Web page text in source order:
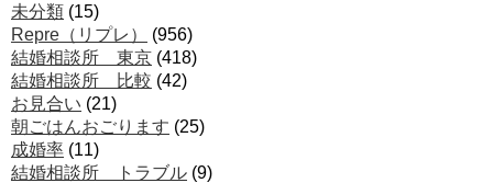
未分類 (15)
Repre（リプレ）
(956)
結婚相談所 東京 (418)
結婚相談所 比較 (42)
お見合い (21)
朝ごはんおごります (25)
成婚率 (11)
結婚相談所 トラブル (9)